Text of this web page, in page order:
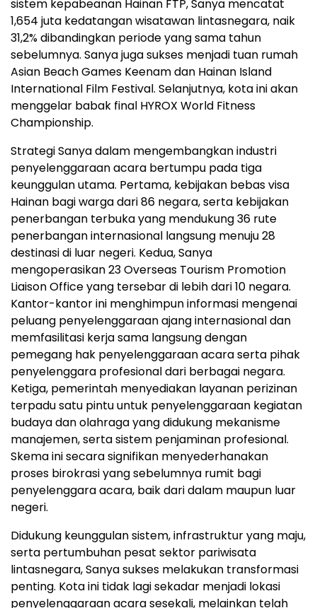
sistem kepabeanan Hainan FTP, Sanya mencatat
1,654 juta kedatangan wisatawan lintasnegara, naik
31,2% dibandingkan periode yang sama tahun
sebelumnya. Sanya juga sukses menjadi tuan rumah
Asian Beach Games Keenam dan Hainan Island
International Film Festival. Selanjutnya, kota ini akan
menggelar babak final HYROX World Fitness
Championship.
Strategi Sanya dalam mengembangkan industri
penyelenggaraan acara bertumpu pada tiga
keunggulan utama. Pertama, kebijakan bebas visa
Hainan bagi warga dari 86 negara, serta kebijakan
penerbangan terbuka yang mendukung 36 rute
penerbangan internasional langsung menuju 28
destinasi di luar negeri. Kedua, Sanya
mengoperasikan 23 Overseas Tourism Promotion
Liaison Office yang tersebar di lebih dari 10 negara.
Kantor-kantor ini menghimpun informasi mengenai
peluang penyelenggaraan ajang internasional dan
memfasilitasi kerja sama langsung dengan
pemegang hak penyelenggaraan acara serta pihak
penyelenggara profesional dari berbagai negara.
Ketiga, pemerintah menyediakan layanan perizinan
terpadu satu pintu untuk penyelenggaraan kegiatan
budaya dan olahraga yang didukung mekanisme
manajemen, serta sistem penjaminan profesional.
Skema ini secara signifikan menyederhanakan
proses birokrasi yang sebelumnya rumit bagi
penyelenggara acara, baik dari dalam maupun luar
negeri.
Didukung keunggulan sistem, infrastruktur yang maju,
serta pertumbuhan pesat sektor pariwisata
lintasnegara, Sanya sukses melakukan transformasi
penting. Kota ini tidak lagi sekadar menjadi lokasi
penyelenggaraan acara sesekali, melainkan telah